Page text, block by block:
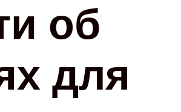
об
для